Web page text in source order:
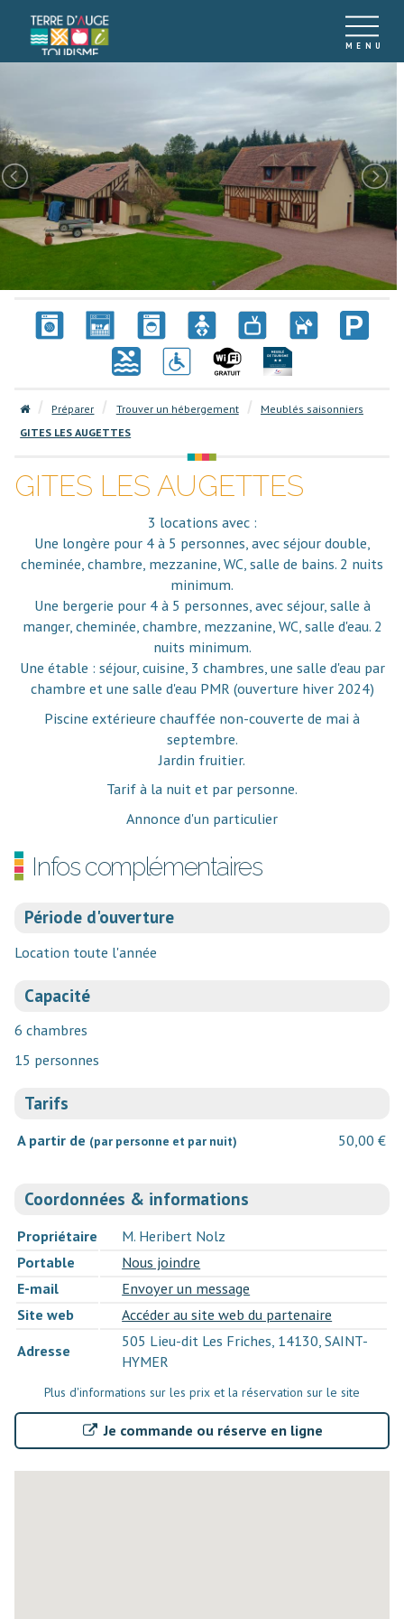
Préparer Trouver un hébergement
Meublés saisonniers
GITES LES AUGETTES
GITES LES AUGETTES
3 locations avec :
Une longère pour 4 à 5 personnes, avec séjour double,
cheminée, chambre, mezzanine, WC, salle de bains. 2 nuits
minimum.
Une bergerie pour 4 à 5 personnes, avec séjour, salle à
manger, cheminée, chambre, mezzanine, WC, salle d'eau. 2
nuits minimum.
Une étable : séjour, cuisine, 3 chambres, une salle d'eau par
chambre et une salle d'eau PMR (ouverture hiver 2024)
Piscine extérieure chauffée non-couverte de mai à
septembre.
Jardin fruitier.
Tarif à la nuit et par personne.
Annonce d'un particulier
Infos complémentaires
Période d'ouverture
Location toute l'année
Capacité
6 chambres
15 personnes
Tarifs
A partir de (par personne et par nuit) 50,00 €
Coordonnées & informations
Propriétaire
M. Heribert Nolz
Portable
Nous joindre
E-mail
Envoyer un message
Site web
Accéder au site web du partenaire
Adresse
505 Lieu-dit Les Friches, 14130, SAINT-
HYMER
Plus d'informations sur les prix et la réservation sur le site
Je commande ou réserve en ligne